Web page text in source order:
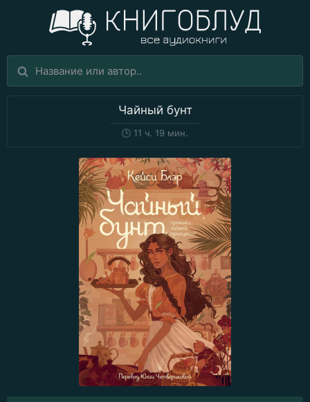
Чайный бунт
🕒 11 ч. 19 мин.